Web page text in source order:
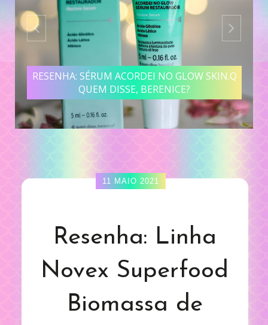
RESENHA: SÉRUM ACORDEI NO GLOW SKIN.Q
QUEM DISSE, BERENICE?
11 MAIO 2021
Resenha: Linha
Novex Superfood
Biomassa de